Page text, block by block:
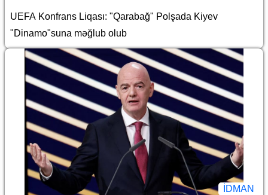
UEFA Konfrans Liqası: "Qarabağ" Polşada Kiyev
"Dinamo"suna məğlub olub
İDMAN